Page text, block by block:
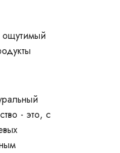
ощутимый
- это, с